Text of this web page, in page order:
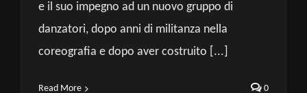
e il suo impegno ad un nuovo gruppo di
danzatori, dopo anni di militanza nella
coreografia e dopo aver costruito [...]
Read More 0